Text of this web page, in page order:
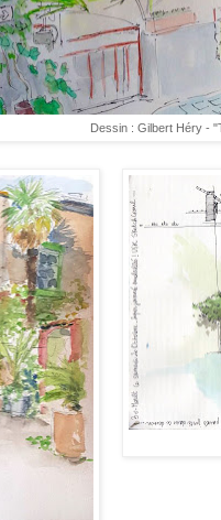
Dessin : Gilbert Héry -